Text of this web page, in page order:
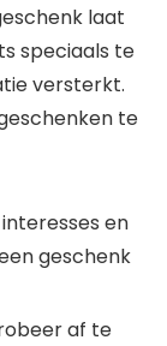
laat
speciaals te
versterkt.
te
en
geschenk
af te